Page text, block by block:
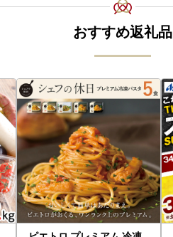
おすすめ返礼品